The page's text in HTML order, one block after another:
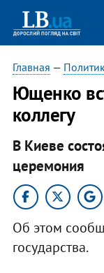
Главная —
Ющенко
коллегу
В Киеве
церемония
Об этом
государства.